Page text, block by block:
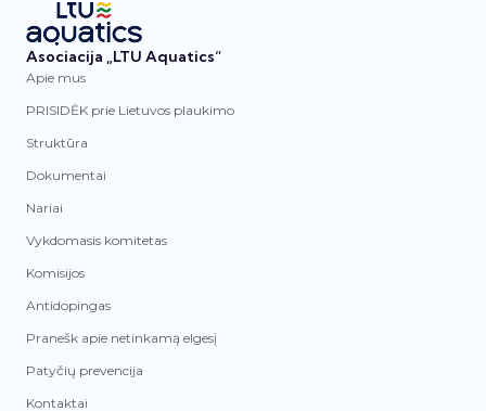
Asociacija „LTU Aquatics“
Apie mus
PRISIDĖK prie Lietuvos plaukimo
Struktūra
Dokumentai
Nariai
Vykdomasis komitetas
Komisijos
Antidopingas
Pranešk apie netinkamą elgesį
Patyčių prevencija
Kontaktai